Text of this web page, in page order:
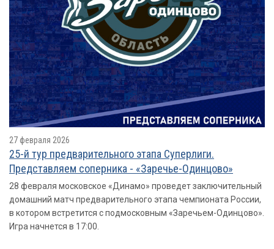
27 февраля 2026
25-й тур предварительного этапа Суперлиги.
Представляем соперника - «Заречье-Одинцово»
28 февраля московское «Динамо» проведет заключительный
домашний матч предварительного этапа чемпионата России,
в котором встретится с подмосковным «Заречьем-Одинцово».
Игра начнется в 17:00.